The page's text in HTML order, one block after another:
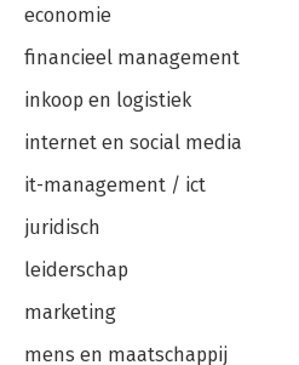
economie
financieel management
inkoop en logistiek
internet en social media
it-management / ict
juridisch
leiderschap
marketing
mens en maatschappij